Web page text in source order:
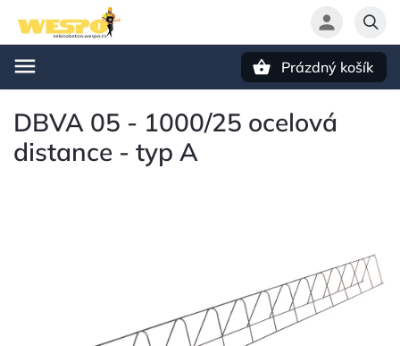
Prázdný košík
DBVA 05 - 1000/25 ocelová
distance - typ A